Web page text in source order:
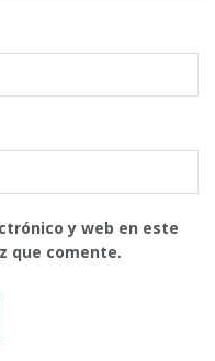
y web en este
que comente.